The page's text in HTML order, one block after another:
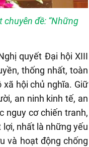
chuyên đề: “Những
quyết Đại hội XIII
thống nhất, toàn
hội chủ nghĩa. Giữ
an ninh kinh tế, an
nguy cơ chiến tranh,
nhất là những yếu
và hoạt động chống